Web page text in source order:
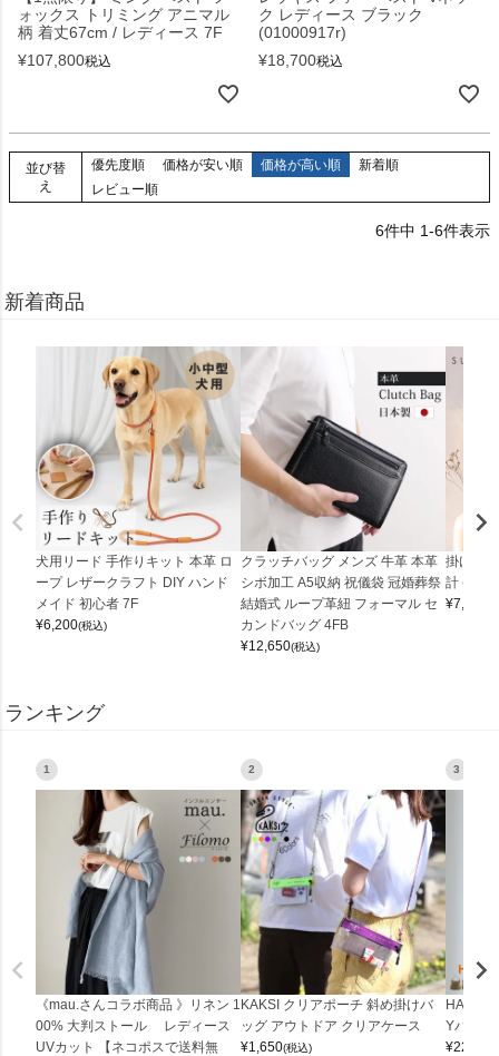
ォックス トリミング アニマル
柄 着丈67cm / レディース 7F
¥107,800税込
ク レディース ブラック
(01000917r)
¥18,700税込
並び替
え
優先度順 価格が安い順 価格が高い順
新着順
レビュー順
6件中 1-6件表示
新着商品
犬用リード 手作りキット 本革 ロ
ープ レザークラフト DIY ハンド
メイド 初心者 7F
¥6,200(税込)
クラッチバッグ メンズ 牛革 本革
シボ加工 A5収納 祝儀袋 冠婚葬祭
結婚式 ループ革紐 フォーマル セ
カンドバッグ 4FB
¥12,650(税込)
掛け時
計
¥7,150
ランキング
1
《mau.さんコラボ商品 》リネン 1
00% 大判ストール レディース
UVカット 【ネコポスで送料無
2
KAKSI クリアポーチ 斜め掛けバ
ッグ アウトドア クリアケース
¥1,650(税込)
3
Yバッグ
¥22,000